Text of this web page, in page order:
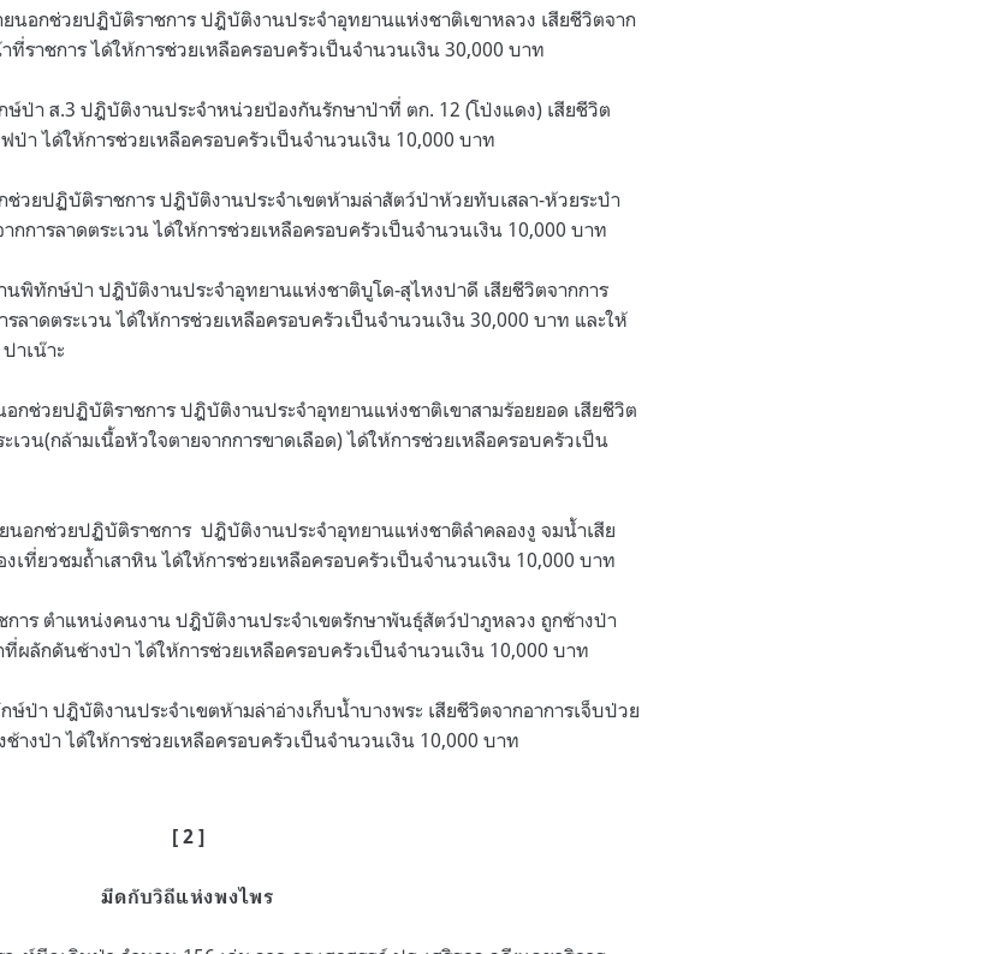
นอกช่วยปฏิบัติราชการ ปฎิบัติงานประจำอุทยานแห่งชาติเขาหลวง เสียชีวิตจาก
ราชการ ได้ให้การช่วยเหลือครอบครัวเป็นจำนวนเงิน 30,000 บาท
ป่า ส.3 ปฎิบัติงานประจำหน่วยป้องกันรักษาป่าที่ ตก. 12 (โป่งแดง) เสียชีวิต
า ได้ให้การช่วยเหลือครอบครัวเป็นจำนวนเงิน 10,000 บาท
วยปฏิบัติราชการ ปฎิบัติงานประจำเขตห้ามล่าสัตว์ป่าห้วยทับเสลา-ห้วยระบำ
กการลาดตระเวน ได้ให้การช่วยเหลือครอบครัวเป็นจำนวนเงิน 10,000 บาท
นพิทักษ์ป่า ปฎิบัติงานประจำอุทยานแห่งชาติบูโด-สุไหงปาดี เสียชีวิตจากการ
ลาดตระเวน ได้ให้การช่วยเหลือครอบครัวเป็นจำนวนเงิน 30,000 บาท และให้
าเน๊าะ
ช่วยปฏิบัติราชการ ปฎิบัติงานประจำอุทยานแห่งชาติเขาสามร้อยยอด เสียชีวิต
เวน(กล้ามเนื้อหัวใจตายจากการขาดเลือด) ได้ให้การช่วยเหลือครอบครัวเป็น
อกช่วยปฏิบัติราชการ ปฎิบัติงานประจำอุทยานแห่งชาติลำคลองงู จมน้ำเสีย
ที่ยวชมถ้ำเสาหิน ได้ให้การช่วยเหลือครอบครัวเป็นจำนวนเงิน 10,000 บาท
าร ตำแหน่งคนงาน ปฎิบัติงานประจำเขตรักษาพันธุ์สัตว์ป่าภูหลวง ถูกช้างป่า
ผลักดันช้างป่า ได้ให้การช่วยเหลือครอบครัวเป็นจำนวนเงิน 10,000 บาท
ป่า ปฎิบัติงานประจำเขตห้ามล่าอ่างเก็บน้ำบางพระ เสียชีวิตจากอาการเจ็บป่วย
างป่า ได้ให้การช่วยเหลือครอบครัวเป็นจำนวนเงิน 10,000 บาท
[ 2 ]
มีดกับวิถีแห่งพงไพร